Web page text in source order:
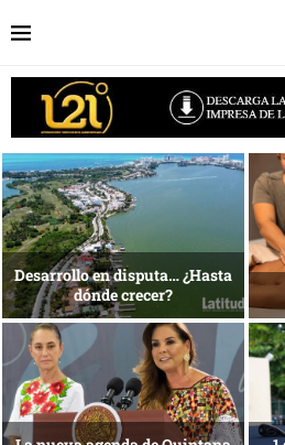
Bottega, un viaje servido a la
mesa